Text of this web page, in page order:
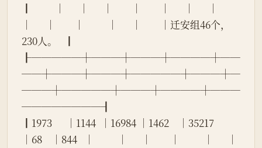
┃          │      │      │        │        │      │      │
│      │        │          │      │        │迁安组46个，
230人。   ┃
┠─────┼───┼───┼────┼──
──┼───┼───┼─────┼───┼─
───┼─────┼───┼────┼───
────────┨
┃1973      │1144  │16984 │1462    │35217
│68    │844   │          │      │        │          │      │